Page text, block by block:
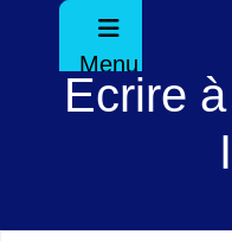
Menu
Ecrire